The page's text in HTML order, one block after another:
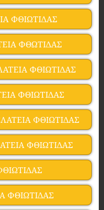
ΦΘΙΩΤΙΔΑΣ
ΦΘΩΤΙΔΑΣ
ΦΘΙΩΤΙΔΑΣ
ΦΘΙΩΤΙΔΑΣ
ΦΘΙΩΤΙΔΑΣ
ΦΘΙΩΤΙΔΑΣ
ΦΘΙΩΤΙΔΑΣ